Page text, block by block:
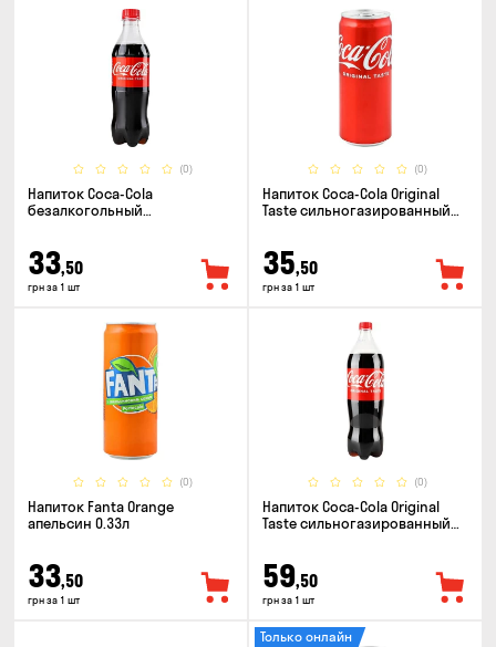
(0)
Напиток Coca-Cola
безалкогольный
33,50
грн за 1 шт
(0)
Напиток Coca-Cola Original
Taste сильногазированный
35,50
грн за 1 шт
(0)
Напиток Fanta Orange
апельсин 0.33л
33,50
грн за 1 шт
(0)
Напиток Coca-Cola Original
Taste сильногазированный
59,50
грн за 1 шт
Только онлайн